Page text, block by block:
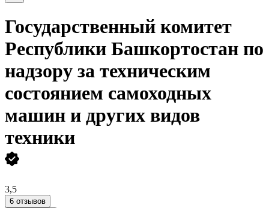
Государственный комитет
Республики Башкортостан по
надзору за техническим
состоянием самоходных
машин и других видов
техники
3,5
6 отзывов